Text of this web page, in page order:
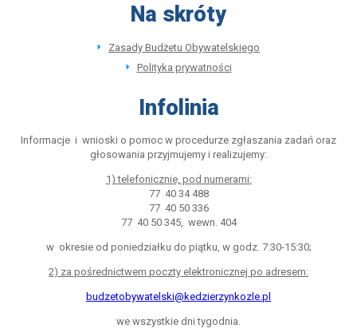
Na skróty
Zasady Budżetu Obywatelskiego
Polityka prywatności
Infolinia
Informacje i wnioski o pomoc w procedurze zgłaszania zadań oraz
głosowania przyjmujemy i realizujemy:
1) telefonicznie, pod numerami:
77 40 34 488
77 40 50 336
77 40 50 345, wewn. 404
w okresie od poniedziałku do piątku, w godz. 7:30-15:30;
2) za pośrednictwem poczty elektronicznej po adresem:
budzetobywatelski@kedzierzynkozle.pl
we wszystkie dni tygodnia.